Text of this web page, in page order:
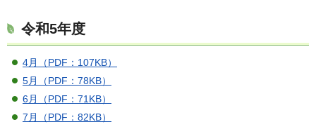
令和5年度
4月（PDF：107KB）
5月（PDF：78KB）
6月（PDF：71KB）
7月（PDF：82KB）